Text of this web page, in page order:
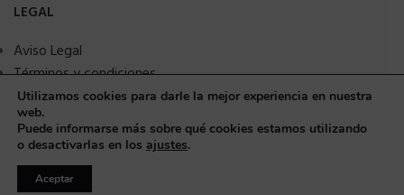
LEGAL
Aviso Legal
Términos y condiciones
Política de privacidad
Política de Cookies
Seguridad y protección a compradores
Utilizamos cookies para darle la mejor experiencia en nuestra
web.
Puede informarse más sobre qué cookies estamos utilizando
o desactivarlas en los ajustes.
Aceptar